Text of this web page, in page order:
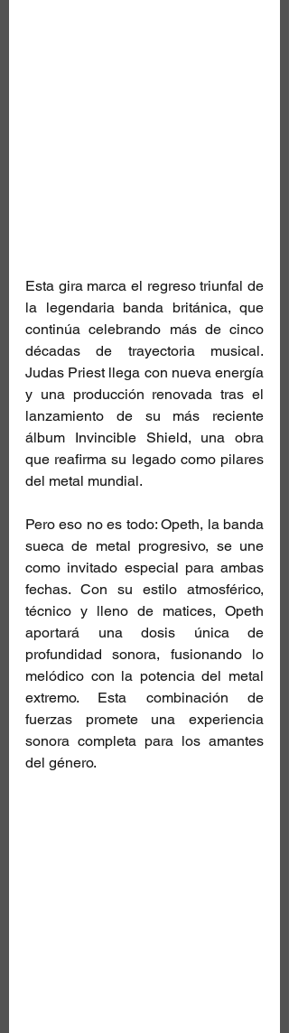
Esta gira marca el regreso triunfal de
la legendaria banda británica, que
continúa celebrando más de cinco
décadas de trayectoria musical.
Judas Priest llega con nueva energía
y una producción renovada tras el
lanzamiento de su más reciente
álbum Invincible Shield, una obra
que reafirma su legado como pilares
del metal mundial.
Pero eso no es todo: Opeth, la banda
sueca de metal progresivo, se une
como invitado especial para ambas
fechas. Con su estilo atmosférico,
técnico y lleno de matices, Opeth
aportará una dosis única de
profundidad sonora, fusionando lo
melódico con la potencia del metal
extremo. Esta combinación de
fuerzas promete una experiencia
sonora completa para los amantes
del género.